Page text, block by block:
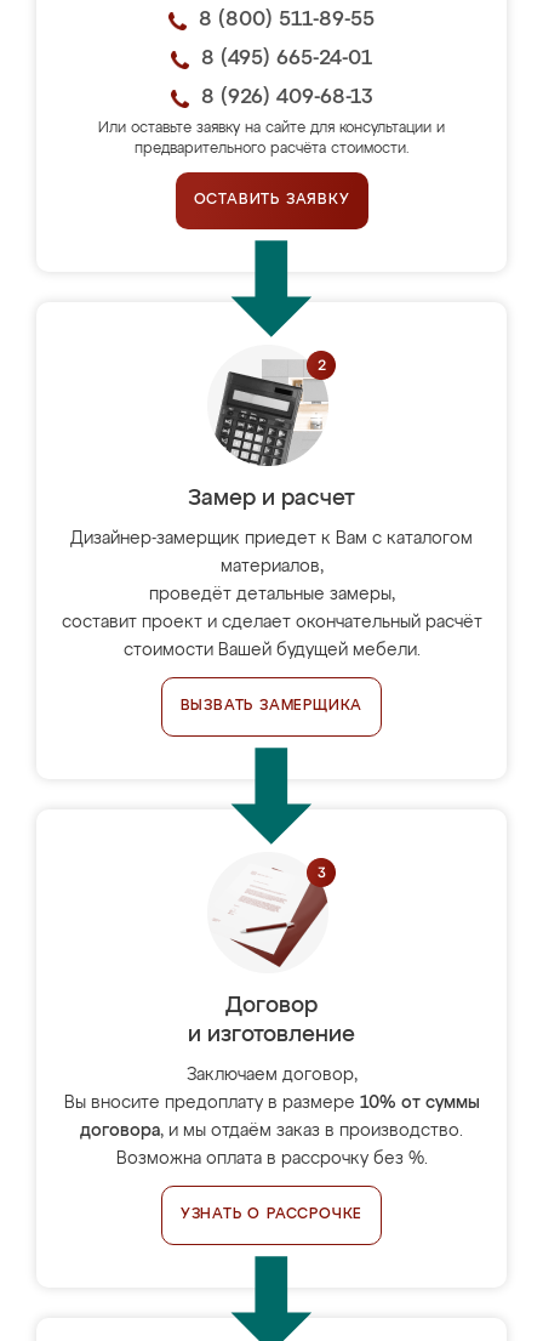
8 (800) 511-89-55
8 (495) 665-24-01
8 (926) 409-68-13
Или оставьте заявку на сайте для консультации и
предварительного расчёта стоимости.
ОСТАВИТЬ ЗАЯВКУ
Замер и расчет
Дизайнер-замерщик приедет к Вам с каталогом
материалов,
проведёт детальные замеры,
составит проект и сделает окончательный расчёт
стоимости Вашей будущей мебели.
ВЫЗВАТЬ ЗАМЕРЩИКА
Договор
и изготовление
Заключаем договор,
Вы вносите предоплату в размере 10% от суммы
договора, и мы отдаём заказ в производство.
Возможна оплата в рассрочку без %.
УЗНАТЬ О РАССРОЧКЕ